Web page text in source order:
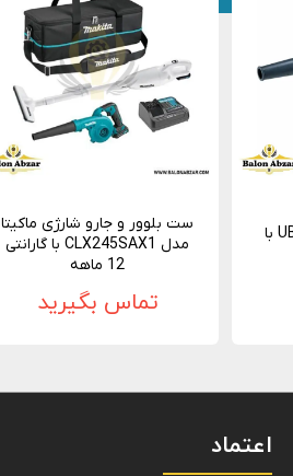
بلوور ماکیتا مدل UB1102 با
ست بلوور و جارو شارژی ماکیتا
مدل CLX245SAX1 با گارانتی
12 ماهه
تماس بگیرید
اعتماد